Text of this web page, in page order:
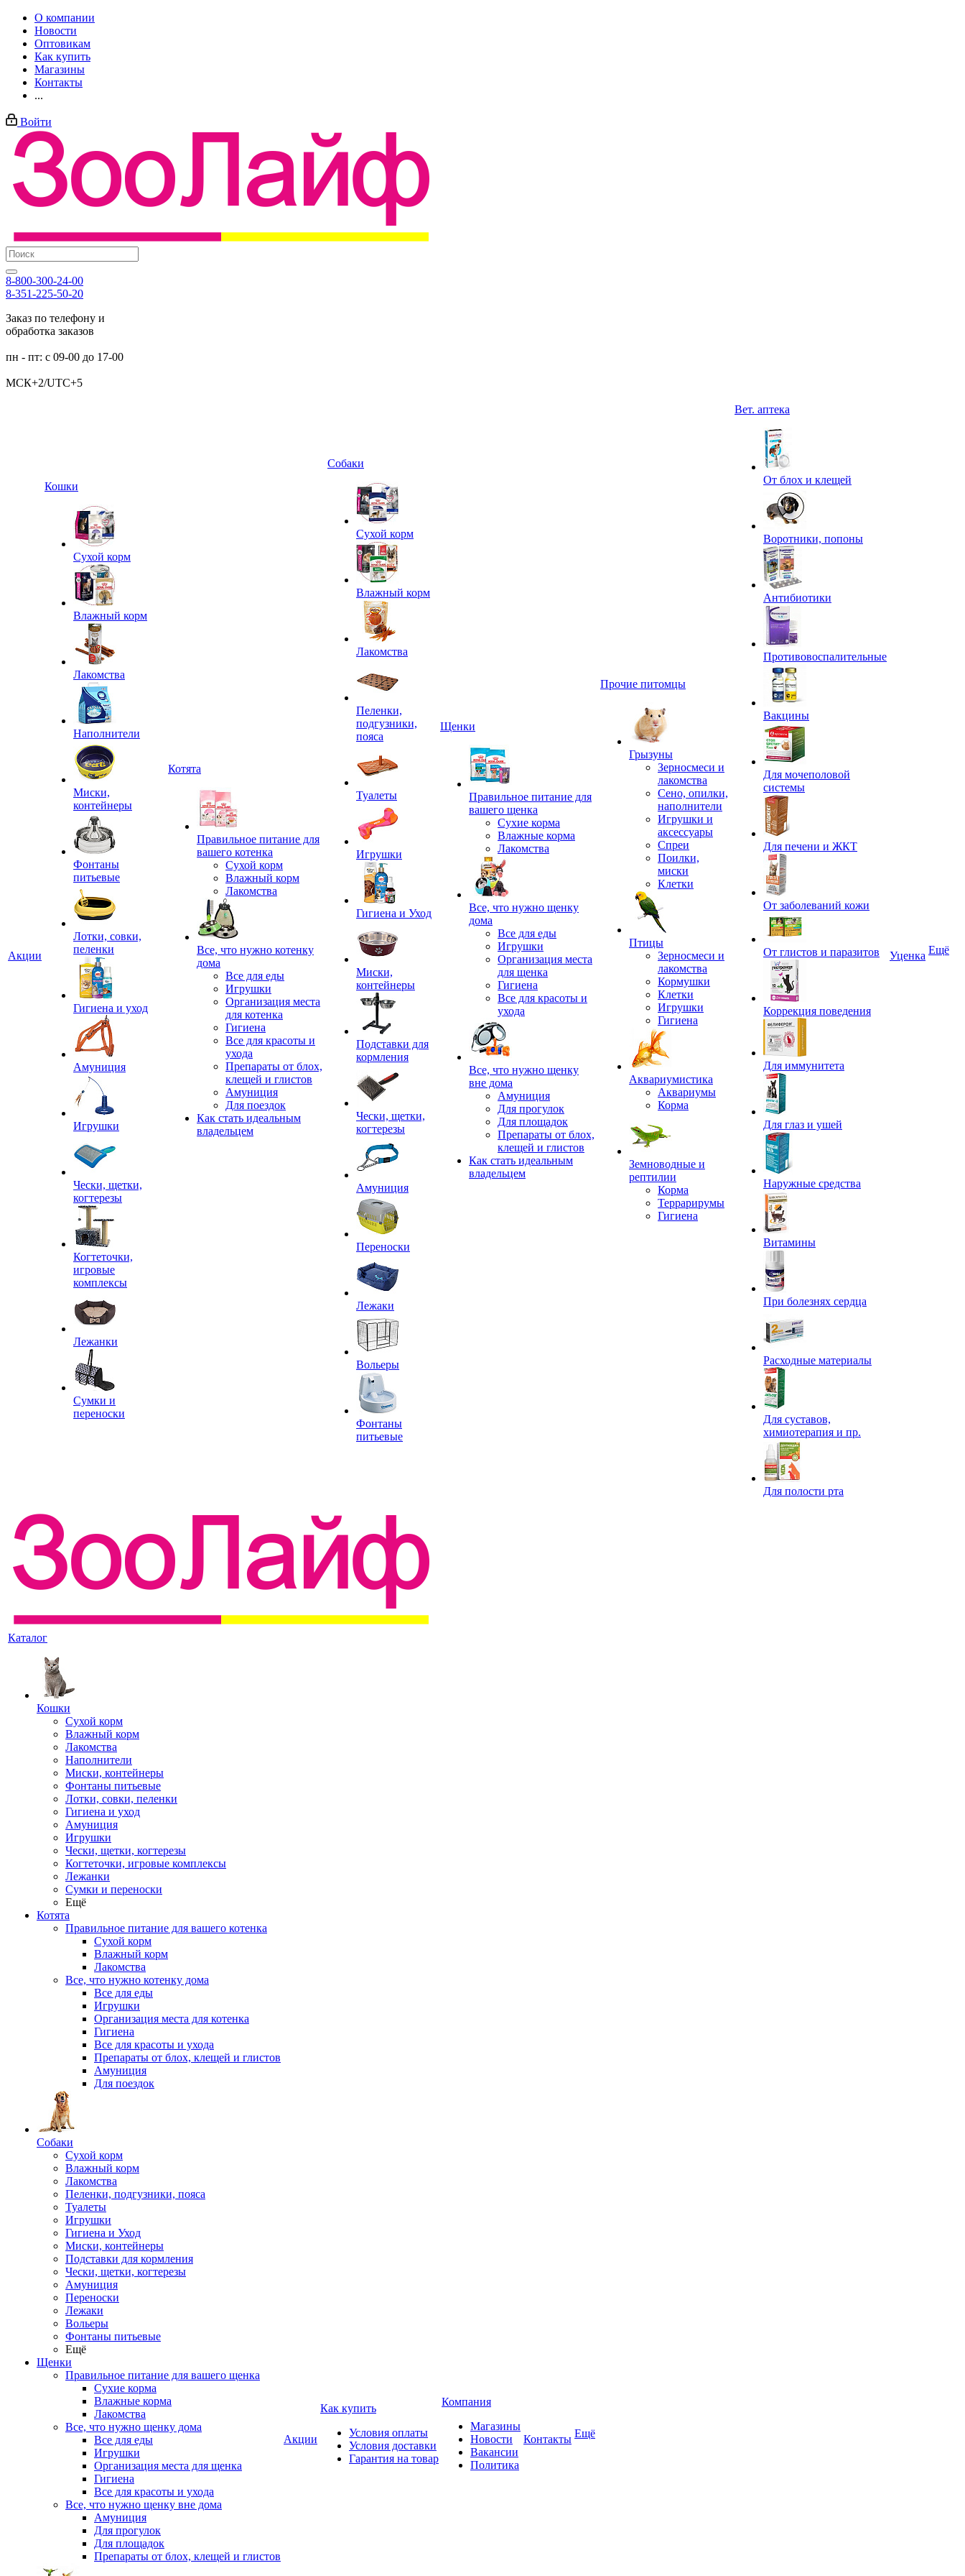
О компании
Новости
Оптовикам
Как купить
Магазины
Контакты
...
Войти
8-800-300-24-00
8-351-225-50-20
Заказ по телефону и
обработка заказов
пн - пт: с 09-00 до 17-00
МСК+2/UTC+5
Акции
Кошки
Сухой корм
Влажный корм
Лакомства
Наполнители
Миски,
контейнеры
Фонтаны
питьевые
Лотки, совки,
пеленки
Гигиена и уход
Амуниция
Игрушки
Чески, щетки,
когтерезы
Когтеточки,
игровые
комплексы
Лежанки
Сумки и
переноски
Котята
Правильное питание для
вашего котенка
Сухой корм
Влажный корм
Лакомства
Все, что нужно котенку
дома
Все для еды
Игрушки
Организация места
для котенка
Гигиена
Все для красоты и
ухода
Препараты от блох,
клещей и глистов
Амуниция
Для поездок
Как стать идеальным
владельцем
Собаки
Сухой корм
Влажный корм
Лакомства
Пеленки,
подгузники,
пояса
Туалеты
Игрушки
Гигиена и Уход
Миски,
контейнеры
Подставки для
кормления
Чески, щетки,
когтерезы
Амуниция
Переноски
Лежаки
Вольеры
Фонтаны
питьевые
Щенки
Правильное питание для
вашего щенка
Сухие корма
Влажные корма
Лакомства
Все, что нужно щенку
дома
Все для еды
Игрушки
Организация места
для щенка
Гигиена
Все для красоты и
ухода
Все, что нужно щенку
вне дома
Амуниция
Для прогулок
Для площадок
Препараты от блох,
клещей и глистов
Как стать идеальным
владельцем
Прочие питомцы
Грызуны
Зерносмеси и
лакомства
Сено, опилки,
наполнители
Игрушки и
аксессуары
Спреи
Поилки,
миски
Клетки
Птицы
Зерносмеси и
лакомства
Кормушки
Клетки
Игрушки
Гигиена
Аквариумистика
Аквариумы
Корма
Земноводные и
рептилии
Корма
Террарирумы
Гигиена
Вет. аптека
От блох и клещей
Воротники, попоны
Антибиотики
Противовоспалительные
Вакцины
Для мочеполовой
системы
Для печени и ЖКТ
От заболеваний кожи
От глистов и паразитов
Коррекция поведения
Для иммунитета
Для глаз и ушей
Наружные средства
Витамины
При болезнях сердца
Расходные материалы
Для суставов,
химиотерапия и пр.
Для полости рта
Уценка Ещё
Каталог
Кошки
Сухой корм
Влажный корм
Лакомства
Наполнители
Миски, контейнеры
Фонтаны питьевые
Лотки, совки, пеленки
Гигиена и уход
Амуниция
Игрушки
Чески, щетки, когтерезы
Когтеточки, игровые комплексы
Лежанки
Сумки и переноски
Ещё
Котята
Правильное питание для вашего котенка
Сухой корм
Влажный корм
Лакомства
Все, что нужно котенку дома
Все для еды
Игрушки
Организация места для котенка
Гигиена
Все для красоты и ухода
Препараты от блох, клещей и глистов
Амуниция
Для поездок
Собаки
Сухой корм
Влажный корм
Лакомства
Пеленки, подгузники, пояса
Туалеты
Игрушки
Гигиена и Уход
Миски, контейнеры
Подставки для кормления
Чески, щетки, когтерезы
Амуниция
Переноски
Лежаки
Вольеры
Фонтаны питьевые
Ещё
Щенки
Правильное питание для вашего щенка
Сухие корма
Влажные корма
Лакомства
Все, что нужно щенку дома
Все для еды
Игрушки
Организация места для щенка
Гигиена
Все для красоты и ухода
Все, что нужно щенку вне дома
Амуниция
Для прогулок
Для площадок
Препараты от блох, клещей и глистов
Акции
Как купить
Условия оплаты
Условия доставки
Гарантия на товар
Компания
Магазины
Новости
Вакансии
Политика
Контакты Ещё